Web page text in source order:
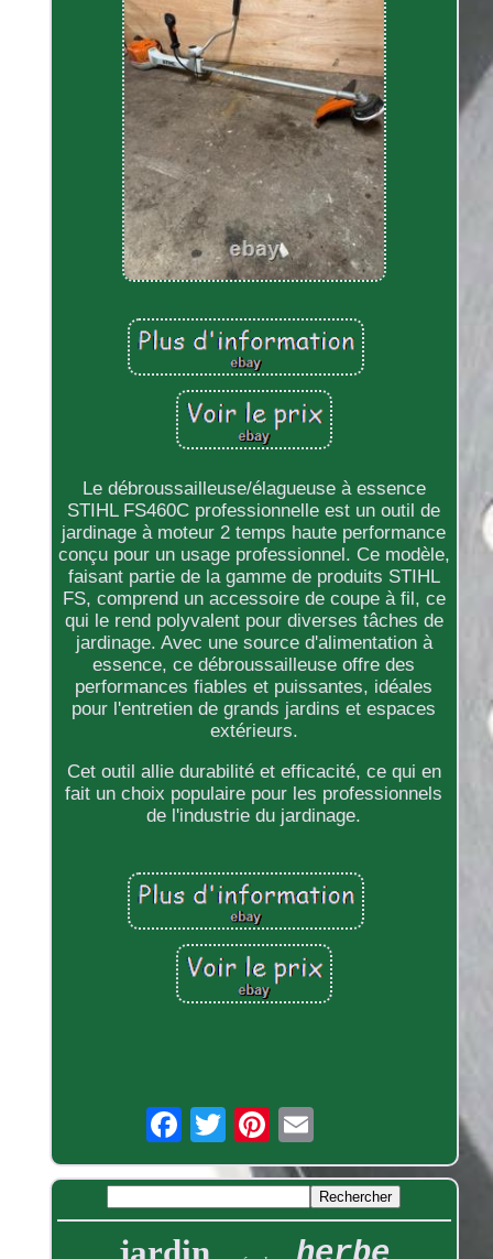
Le débroussailleuse/élagueuse à essence
STIHL FS460C professionnelle est un outil de
jardinage à moteur 2 temps haute performance
conçu pour un usage professionnel. Ce modèle,
faisant partie de la gamme de produits STIHL
FS, comprend un accessoire de coupe à fil, ce
qui le rend polyvalent pour diverses tâches de
jardinage. Avec une source d'alimentation à
essence, ce débroussailleuse offre des
performances fiables et puissantes, idéales
pour l'entretien de grands jardins et espaces
extérieurs.
Cet outil allie durabilité et efficacité, ce qui en
fait un choix populaire pour les professionnels
de l'industrie du jardinage.